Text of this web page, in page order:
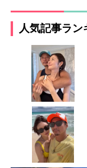
人気記事ラン